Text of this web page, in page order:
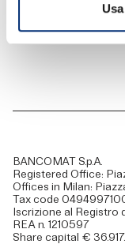
BANCOMAT S.p.A.
Registered Office:
Offices in Milan:
Tax code
Iscrizione al Registro
REA n. 1210597
Share capital €